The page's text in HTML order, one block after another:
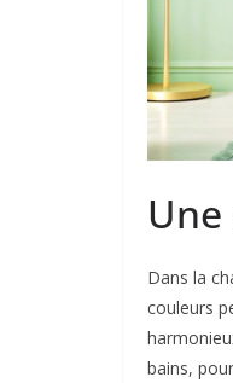
Dans la
couleurs
bains,